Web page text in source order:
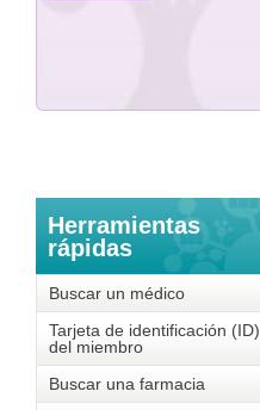
Herramientas
rápidas
Buscar un médico
Tarjeta de identificación (ID)
del miembro
Buscar una farmacia